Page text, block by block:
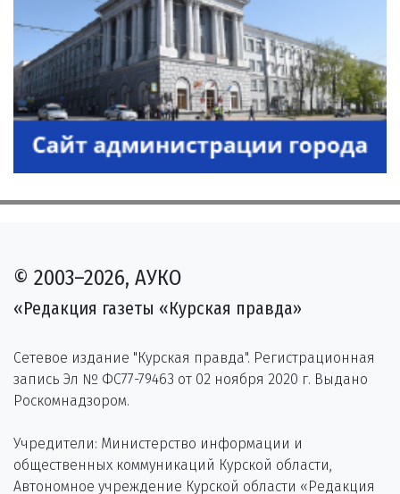
© 2003–2026, АУКО
«Редакция газеты «Курская правда»
Сетевое издание "Курская правда". Регистрационная
запись Эл № ФС77-79463 от 02 ноября 2020 г. Выдано
Роскомнадзором.
Учредители: Министерство информации и
общественных коммуникаций Курской области,
Автономное учреждение Курской области «Редакция